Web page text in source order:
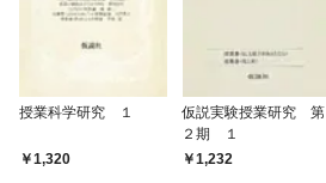
授業科学研究 １
1,320
仮説実験授業研究 第
２期 １
1,232